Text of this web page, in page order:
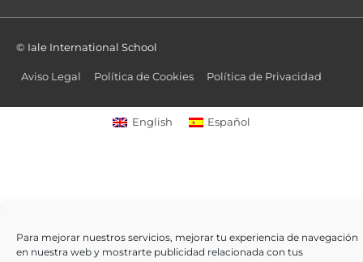
Para mejorar nuestros servicios, mejorar tu experiencia de navegación
en nuestra web y mostrarte publicidad relacionada con tus
© Iale International School
Aviso Legal Política de Cookies Política de Privacidad
English Español